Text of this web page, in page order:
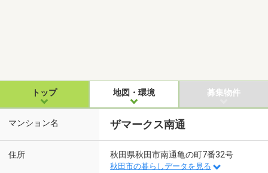
トップ 地図・環境 募集物件
マンション名 ザマークス南通
住所 秋田県秋田市南通亀の町7番32号
秋田市の暮らしデータを見る